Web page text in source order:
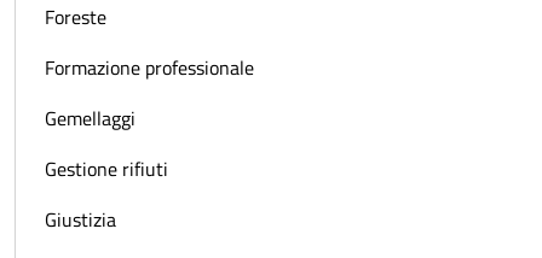
Foreste
Formazione professionale
Gemellaggi
Gestione rifiuti
Giustizia